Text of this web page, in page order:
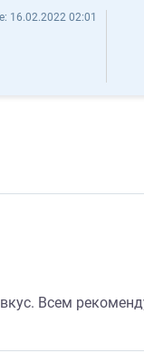
16.02.2022 02:01
Всем